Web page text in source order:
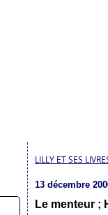
LILLY ET SES
13 décembre
Le menteur ;